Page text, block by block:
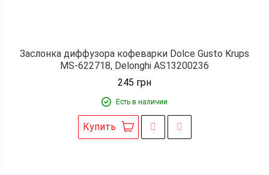
Заслонка диффузора кофеварки Dolce Gusto Krups
MS-622718, Delonghi AS13200236
245 грн
Есть в наличии
Купить